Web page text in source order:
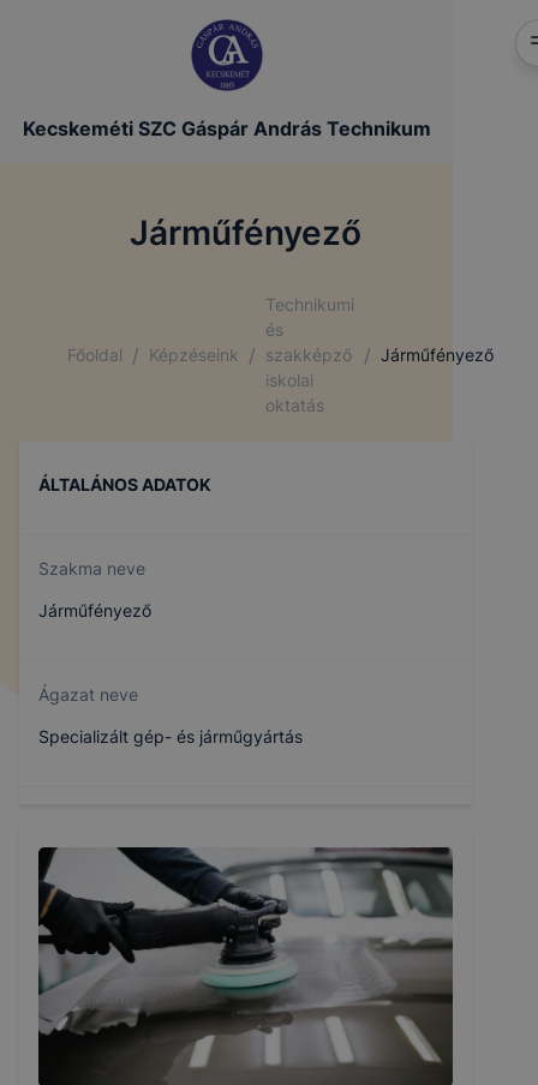
Kecskeméti SZC Gáspár András Technikum
Járműfényező
Főoldal / Képzéseink /
Technikumi
és
szakképző
iskolai
oktatás
/ Járműfényező
ÁLTALÁNOS ADATOK
Szakma neve
Járműfényező
Ágazat neve
Specializált gép- és járműgyártás
407161908
Képzés időtartama
3 év
Választható szakmairányok: